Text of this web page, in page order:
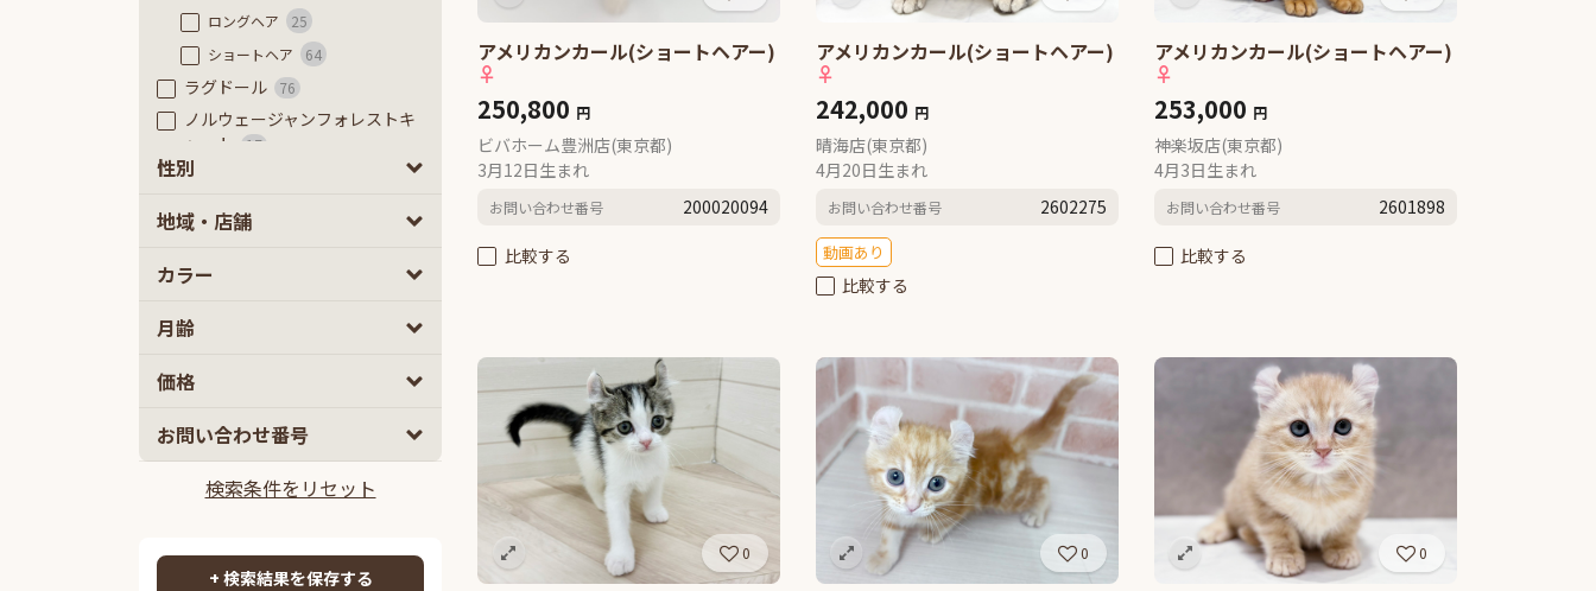
ロングヘア
25
ショートヘア
64
ラグドール 76
ノルウェージャンフォレストキ
ャット
17
ラガマフィン
ベンガル
アメリカンカール
エキゾチック 1
ヒマラヤン 2
性別
男の子 5
地域・店舗
カラー
月齢
2 5
2ヵ月 5ヵ月以上
価格
10 100
100万円以上
お問い合わせ番号
検索する
検索条件をリセット
+ 検索結果を保存する
アメリカンカール(ショートヘアー)
♀
250,800 円
ビバホーム豊洲店(東京都)
3月12日生まれ
お問い合わせ番号 200020094
比較する
アメリカンカール(ショートヘアー)
♀
242,000 円
晴海店(東京都)
4月20日生まれ
お問い合わせ番号 2602275
動画あり
比較する
アメリカンカール(ショートヘアー)
♀
253,000 円
神楽坂店(東京都)
4月3日生まれ
お問い合わせ番号 2601898
比較する
0 0 0